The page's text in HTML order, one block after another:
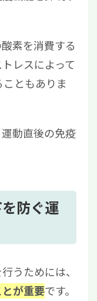
素を消費する
レスによって
ともありま
動直後の免疫
防ぐ運
うためには、
が重要です。